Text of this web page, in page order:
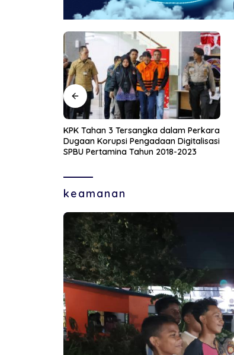
Wakil Panglima TNI Bersama Sejumlah
Pejabat Negara Dianugerahi Warga
Kehormatan dan Brevet Korps Marinir
keamanan